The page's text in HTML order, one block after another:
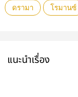
ดรามา โรมานซ์
แนะนำเรื่อง